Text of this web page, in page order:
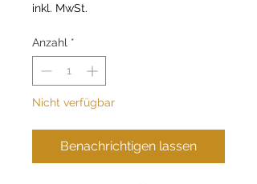
inkl. MwSt.
Anzahl *
Nicht verfügbar
Benachrichtigen lassen